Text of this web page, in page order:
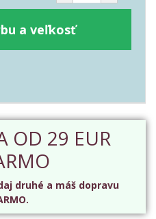
a veľkosť
OD 29 EUR
druhé a máš dopravu